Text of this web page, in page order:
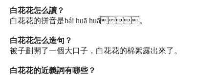
白花花怎么讀？
白花花的拼音是bái huā huā。
白花花怎么造句？
被子劃開了一個大口子，白花花的棉絮露出來了。
白花花的近義詞有哪些？